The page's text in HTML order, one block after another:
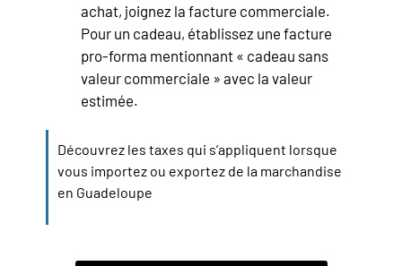
achat, joignez la facture commerciale.
Pour un cadeau, établissez une facture
pro-forma mentionnant « cadeau sans
valeur commerciale » avec la valeur
estimée.
Découvrez les taxes qui s’appliquent lorsque
vous importez ou exportez de la marchandise
en Guadeloupe